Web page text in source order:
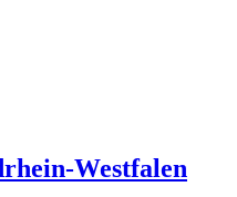
Westfalen